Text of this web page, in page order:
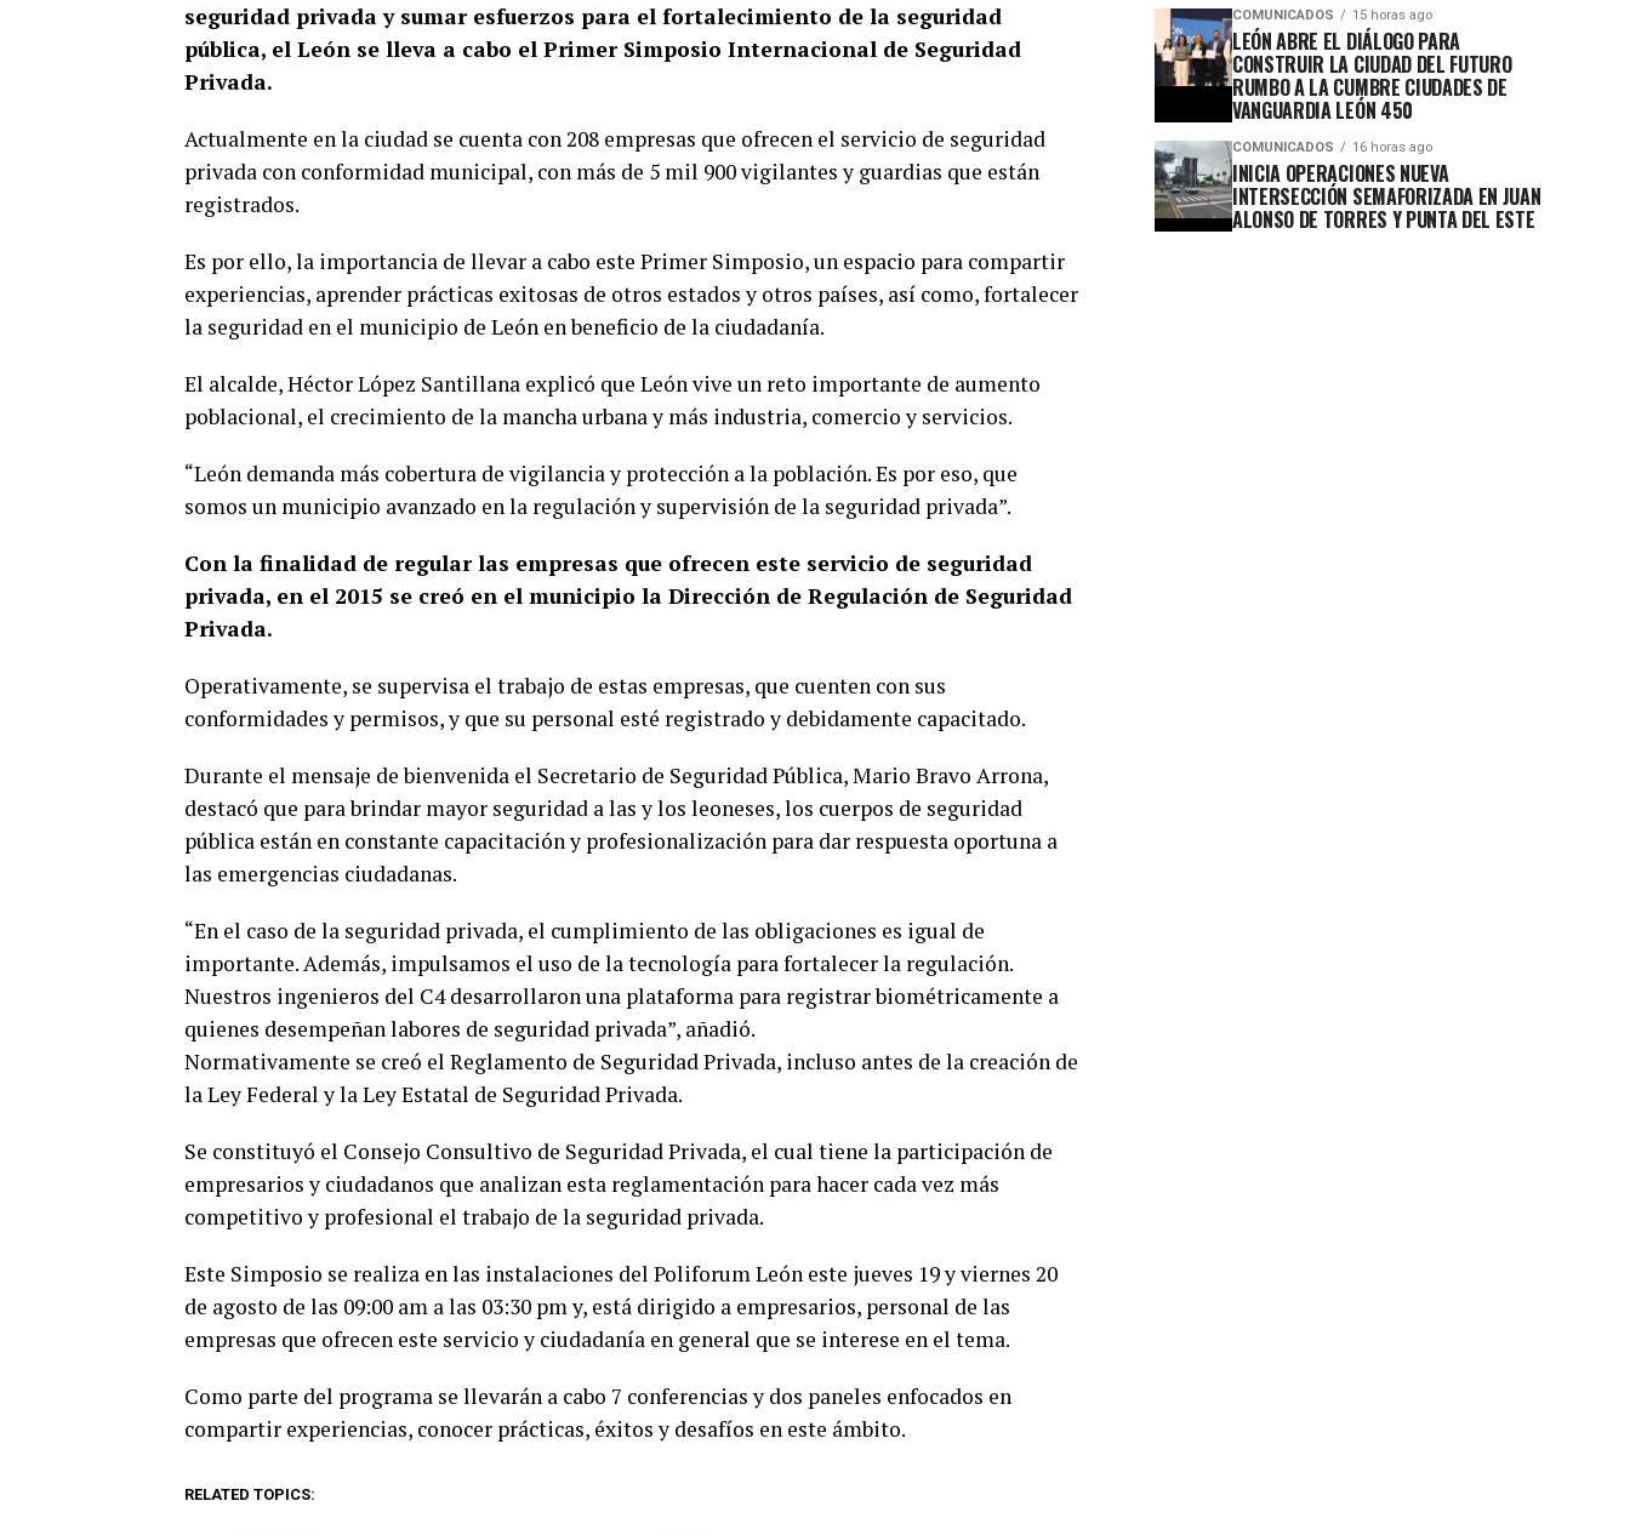
seguridad privada y sumar esfuerzos para el fortalecimiento de la seguridad
pública, el León se lleva a cabo el Primer Simposio Internacional de Seguridad
Privada.
Actualmente en la ciudad se cuenta con 208 empresas que ofrecen el servicio de seguridad
privada con conformidad municipal, con más de 5 mil 900 vigilantes y guardias que están
registrados.
Es por ello, la importancia de llevar a cabo este Primer Simposio, un espacio para compartir
experiencias, aprender prácticas exitosas de otros estados y otros países, así como, fortalecer
la seguridad en el municipio de León en beneficio de la ciudadanía.
El alcalde, Héctor López Santillana explicó que León vive un reto importante de aumento
poblacional, el crecimiento de la mancha urbana y más industria, comercio y servicios.
“León demanda más cobertura de vigilancia y protección a la población. Es por eso, que
somos un municipio avanzado en la regulación y supervisión de la seguridad privada”.
Con la finalidad de regular las empresas que ofrecen este servicio de seguridad
privada, en el 2015 se creó en el municipio la Dirección de Regulación de Seguridad
Privada.
Operativamente, se supervisa el trabajo de estas empresas, que cuenten con sus
conformidades y permisos, y que su personal esté registrado y debidamente capacitado.
Durante el mensaje de bienvenida el Secretario de Seguridad Pública, Mario Bravo Arrona,
destacó que para brindar mayor seguridad a las y los leoneses, los cuerpos de seguridad
pública están en constante capacitación y profesionalización para dar respuesta oportuna a
las emergencias ciudadanas.
“En el caso de la seguridad privada, el cumplimiento de las obligaciones es igual de
importante. Además, impulsamos el uso de la tecnología para fortalecer la regulación.
Nuestros ingenieros del C4 desarrollaron una plataforma para registrar biométricamente a
quienes desempeñan labores de seguridad privada”, añadió.
Normativamente se creó el Reglamento de Seguridad Privada, incluso antes de la creación de
la Ley Federal y la Ley Estatal de Seguridad Privada.
Se constituyó el Consejo Consultivo de Seguridad Privada, el cual tiene la participación de
empresarios y ciudadanos que analizan esta reglamentación para hacer cada vez más
competitivo y profesional el trabajo de la seguridad privada.
Este Simposio se realiza en las instalaciones del Poliforum León este jueves 19 y viernes 20
de agosto de las 09:00 am a las 03:30 pm y, está dirigido a empresarios, personal de las
empresas que ofrecen este servicio y ciudadanía en general que se interese en el tema.
Como parte del programa se llevarán a cabo 7 conferencias y dos paneles enfocados en
compartir experiencias, conocer prácticas, éxitos y desafíos en este ámbito.
RELATED TOPICS:
COMUNICADOS 15 horas ago
LEÓN ABRE EL DIÁLOGO PARA
CONSTRUIR LA CIUDAD DEL FUTURO
RUMBO A LA CUMBRE CIUDADES DE
VANGUARDIA LEÓN 450
COMUNICADOS 16 horas ago
INICIA OPERACIONES NUEVA
INTERSECCIÓN SEMAFORIZADA EN JUAN
ALONSO DE TORRES Y PUNTA DEL ESTE